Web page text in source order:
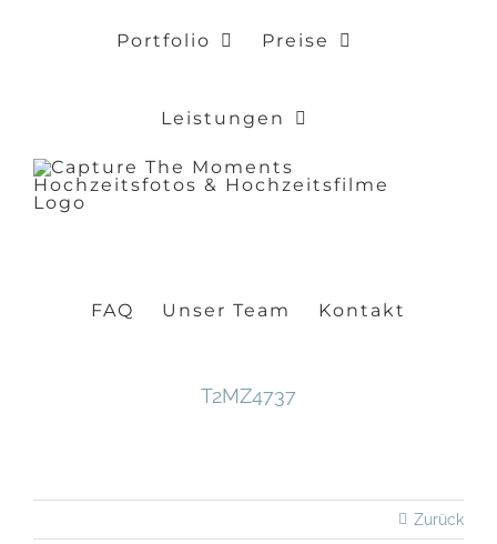
Portfolio Preise
Leistungen
FAQ Unser Team Kontakt
T2MZ4737
Zurück